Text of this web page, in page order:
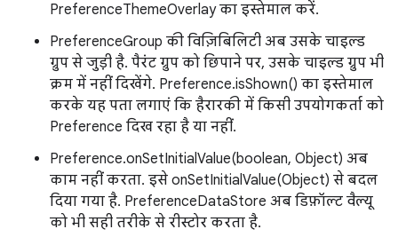
PreferenceThemeOverlay का इस्तेमाल करें.
PreferenceGroup की विज़िबिलिटी अब उसके चाइल्ड
ग्रुप से जुड़ी है. पैरंट ग्रुप को छिपाने पर, उसके चाइल्ड ग्रुप भी
क्रम में नहीं दिखेंगे. Preference.isShown() का इस्तेमाल
करके यह पता लगाएं कि हैरारकी में किसी उपयोगकर्ता को
Preference दिख रहा है या नहीं.
Preference.onSetInitialValue(boolean, Object) अब
काम नहीं करता. इसे onSetInitialValue(Object) से बदल
दिया गया है. PreferenceDataStore अब डिफ़ॉल्ट वैल्यू
को भी सही तरीके से रीस्टोर करता है.